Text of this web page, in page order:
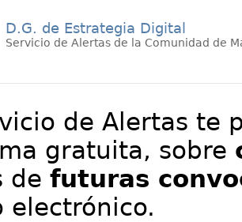
D.G. de Estrategia Digital
Servicio de Alertas de la Comunidad de
de Alertas te
gratuita, sobre
de futuras
electrónico.